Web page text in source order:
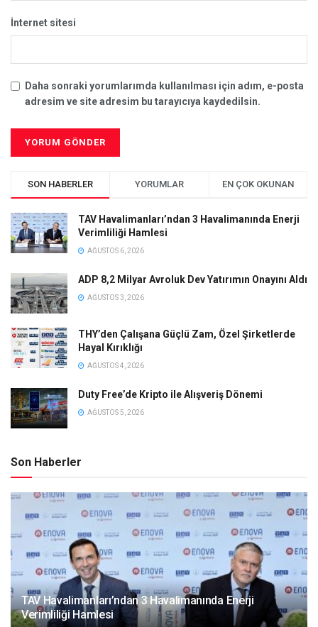
İnternet sitesi
Daha sonraki yorumlarımda kullanılması için adım, e-posta
adresim ve site adresim bu tarayıcıya kaydedilsin.
SON HABERLER YORUMLAR EN ÇOK OKUNAN
TAV Havalimanları’ndan 3 Havalimanında Enerji
Verimliliği Hamlesi
AĞUSTOS 6, 2026
ADP 8,2 Milyar Avroluk Dev Yatırımın Onayını Aldı
AĞUSTOS 3, 2026
THY’den Çalışana Güçlü Zam, Özel Şirketlerde
Hayal Kırıklığı
AĞUSTOS 4, 2026
Duty Free’de Kripto ile Alışveriş Dönemi
AĞUSTOS 5, 2026
Son Haberler
TAV Havalimanları’ndan 3 Havalimanında Enerji
Verimliliği Hamlesi